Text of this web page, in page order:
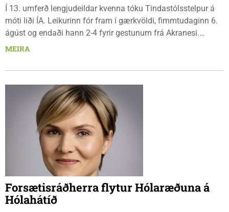
Í 13. umferð lengjudeildar kvenna tóku Tindastólsstelpur á
móti liði ÍA. Leikurinn fór fram í gærkvöldi, fimmtudaginn 6.
ágúst og endaði hann 2-4 fyrir gestunum frá Akranesi.
Tindastólsliðið frumsýndi tvo nýja leikmenn en þær dönsku
tvíburar.
MEIRA
Forsætisráðherra flytur Hólaræðuna á
Hólahátíð